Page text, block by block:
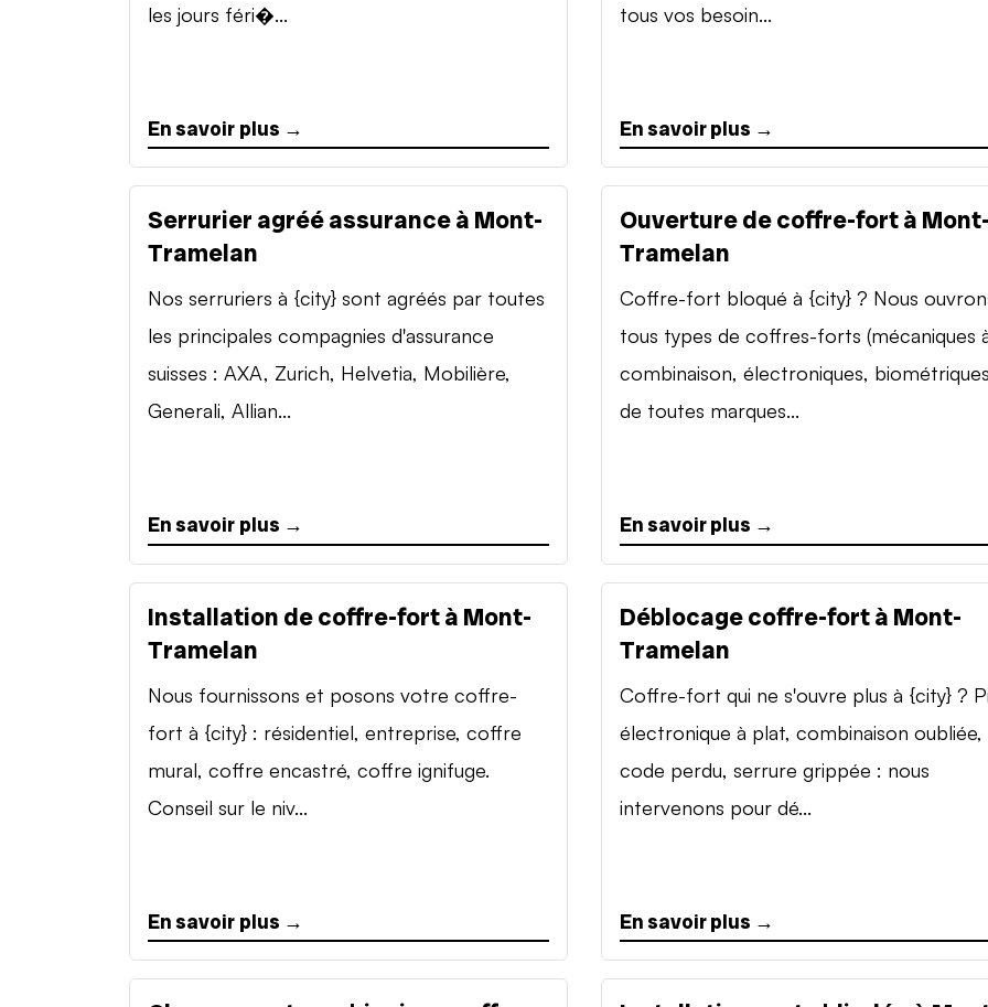
les jours féri�...
En savoir plus →
tous vos besoin...
En savoir plus →
Serrurier agréé assurance à Mont-
Tramelan
Nos serruriers à {city} sont agréés par toutes
les principales compagnies d'assurance
suisses : AXA, Zurich, Helvetia, Mobilière,
Generali, Allian...
En savoir plus →
Ouverture de coffre-fort à
Tramelan
Coffre-fort bloqué à {city} ? Nous
tous types de coffres-forts (mécaniques
combinaison, électroniques,
de toutes marques...
En savoir plus →
Installation de coffre-fort à Mont-
Tramelan
Nous fournissons et posons votre coffre-
fort à {city} : résidentiel, entreprise, coffre
mural, coffre encastré, coffre ignifuge.
Conseil sur le niv...
En savoir plus →
Déblocage coffre-fort à Mont-
Tramelan
Coffre-fort qui ne s'ouvre plus à {city} ?
électronique à plat, combinaison oubliée,
code perdu, serrure grippée : nous
intervenons pour dé...
En savoir plus →